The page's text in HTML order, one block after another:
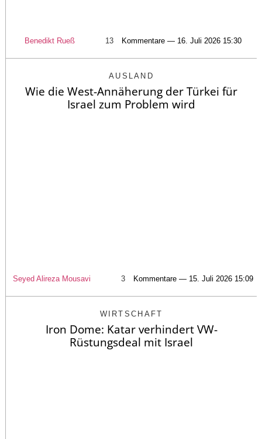
Benedikt Rueß 13 Kommentare — 16. Juli 2026 15:30
AUSLAND
Wie die West-Annäherung der Türkei für
Israel zum Problem wird
Seyed Alireza Mousavi 3 Kommentare — 15. Juli 2026 15:09
WIRTSCHAFT
Iron Dome: Katar verhindert VW-
Rüstungsdeal mit Israel